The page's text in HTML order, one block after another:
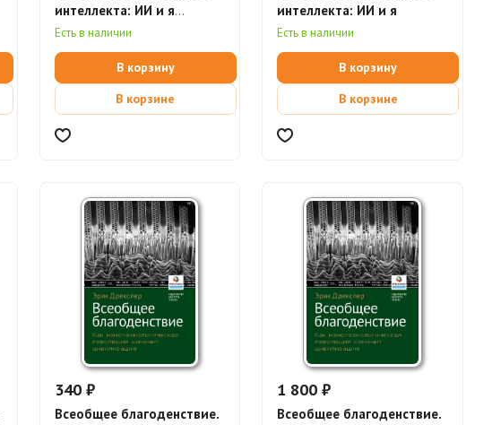
интеллекта: ИИ и я
(электронная книга)
Есть в наличии
В корзину
В корзине
интеллекта: ИИ и я
Есть в наличии
В корзину
В корзине
340 ₽
Всеобщее благоденствие.
1 800 ₽
Всеобщее благоденствие.